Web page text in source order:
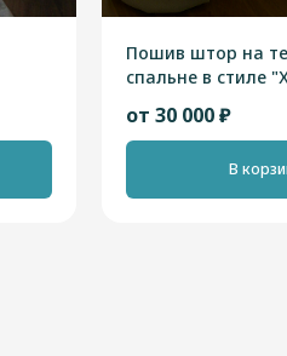
Пошив штор на
спальне в стиле
от 30 000 ₽
В